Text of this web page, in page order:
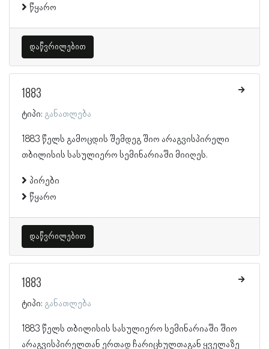
წყარო
დაწვრილებით
1883
ტიპი: განათლება
1883 წელს გამოცდის შემდეგ შიო არაგვისპირელი
თბილისის სასულიერო სემინარიაში მიიღეს.
პირები
წყარო
დაწვრილებით
1883
ტიპი: განათლება
1883 წელს თბილისის სასულიერო სემინარიაში შიო
არაგვისპირელთან ერთად ჩარიცხულთაგან ყველაზე